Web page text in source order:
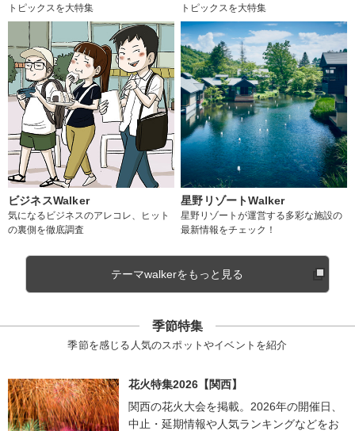
トピックスを大特集
トピックスを大特集
ビジネスWalker
気になるビジネスのアレコレ、ヒット
の裏側を徹底調査
星野リゾートWalker
星野リゾートが運営する多彩な施設の
最新情報をチェック！
テーマwalkerをもっと見る
季節特集
季節を感じる人気のスポットやイベントを紹介
花火特集2026【関西】
関西の花火大会を掲載。2026年の開催日、
中止・延期情報や人気ランキングなどをお